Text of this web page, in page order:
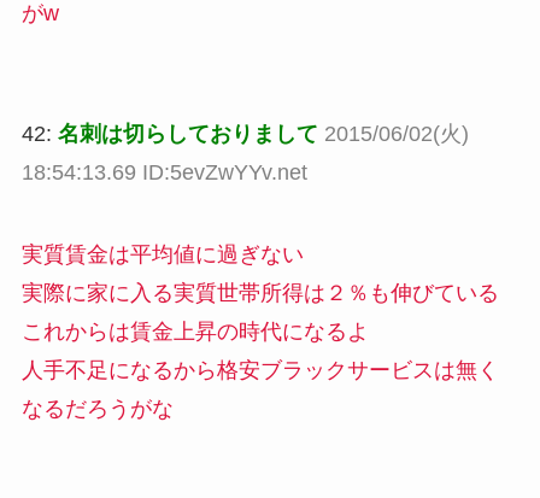
がw
42: 名刺は切らしておりまして 2015/06/02(火)
18:54:13.69 ID:5evZwYYv.net
実質賃金は平均値に過ぎない
実際に家に入る実質世帯所得は２％も伸びている
これからは賃金上昇の時代になるよ
人手不足になるから格安ブラックサービスは無く
なるだろうがな